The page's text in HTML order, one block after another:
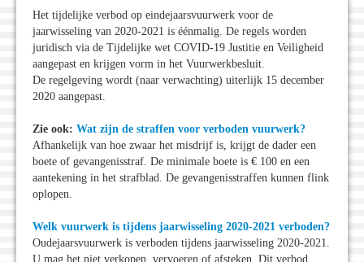
Het tijdelijke verbod op eindejaarsvuurwerk voor de
jaarwisseling van 2020-2021 is éénmalig. De regels worden
juridisch via de Tijdelijke wet COVID-19 Justitie en Veiligheid
aangepast en krijgen vorm in het Vuurwerkbesluit.
De regelgeving wordt (naar verwachting) uiterlijk 15 december
2020 aangepast.
Zie ook: Wat zijn de straffen voor verboden vuurwerk?
Afhankelijk van hoe zwaar het misdrijf is, krijgt de dader een
boete of gevangenisstraf. De minimale boete is € 100 en een
aantekening in het strafblad. De gevangenisstraffen kunnen flink
oplopen.
Welk vuurwerk is tijdens jaarwisseling 2020-2021 verboden?
Oudejaarsvuurwerk is verboden tijdens jaarwisseling 2020-2021.
U mag het niet verkopen, vervoeren of afsteken. Dit verbod